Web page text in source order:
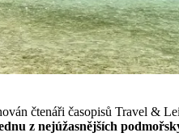
čtenáři časopisů Travel &
z nejúžasnějších